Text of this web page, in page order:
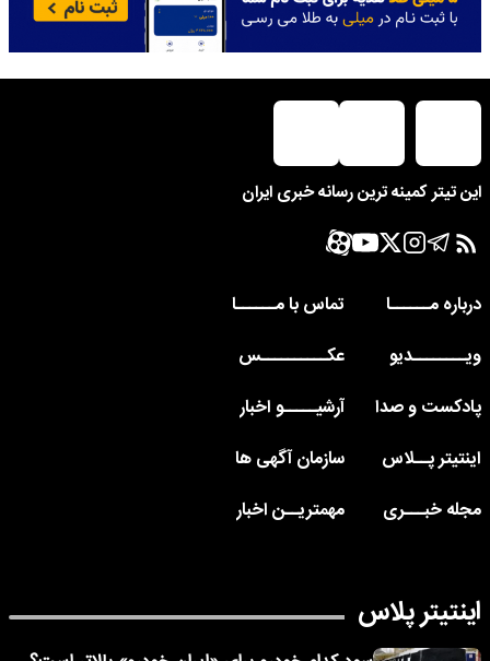
این تیتر کمینه ترین رسانه خبری ایران
درباره مــــــا
تماس با مــــــا
ویــــــــدیو
عکــــــــــس
پادکست و صدا
آرشیـــــو اخبار
اینتیتر پــلاس
سازمان آگهی ها
مجله خبـــری
مهمتریــن اخبار
اینتیتر پلاس